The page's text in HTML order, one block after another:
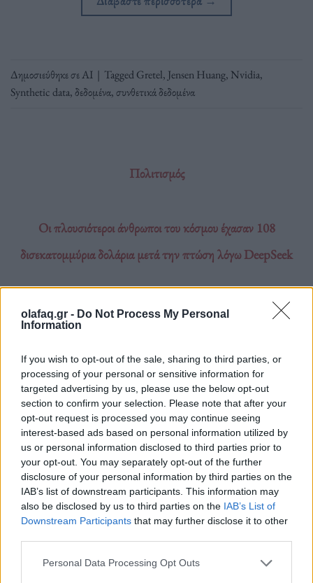
olafaq.gr - Do Not Process My Personal
Information
If you wish to opt-out of the sale, sharing to third parties, or
processing of your personal or sensitive information for
targeted advertising by us, please use the below opt-out
section to confirm your selection. Please note that after your
opt-out request is processed you may continue seeing
interest-based ads based on personal information utilized by
us or personal information disclosed to third parties prior to
your opt-out. You may separately opt-out of the further
disclosure of your personal information by third parties on the
IAB’s list of downstream participants. This information may
also be disclosed by us to third parties on the IAB’s List of
Downstream Participants that may further disclose it to other
Personal Data Processing Opt Outs
Δημοσιεύθηκε σεΑΙ | TaggedGretel, Jensen Huang, Nvidia,
Synthetic data,δεδομένα,συνθετικά δεδομένα
Πολιτισμός
Οι πλουσιότεροι άνθρωποι του κόσμου έχασαν 108
δισεκατομμύρια δολάρια μετά την πτώση λόγω DeepSeek
Nvidia, Jensen Huang που έχασε σε λίγες
Ellison, Michael Dell και CZ υπέστησαν
επίσης μεγάλες απώλειες.
29.01.2025